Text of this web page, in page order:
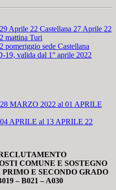
Aprile 22 Castellana 27 Aprile 22
mattina Turi
pomeriggio sede Castellana
19, valida dal 1° aprile 2022
MARZO 2022 al 01 APRILE
APRILE al 13 APRILE 22
COMUNE E SOSTEGNO
E SECONDO GRADO
– B021 – A030